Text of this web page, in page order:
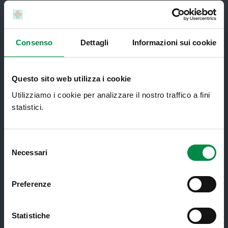
Consenso Dettagli Informazioni sui cookie
Questo sito web utilizza i cookie
Utilizziamo i cookie per analizzare il nostro traffico a fini
statistici.
delNecessari
Preferenze
Statistiche
Servizi al cittadino
Ambulatori di Continuità Assistenziale
e CAU
Assistenza sanitaria all'estero -
Assistenza sanitaria transfrontaliera
Consultorio Familiare
Direzione Assistenza Farmaceutica
Lauree Professioni Sanitarie
Medici e Pediatri di Famiglia